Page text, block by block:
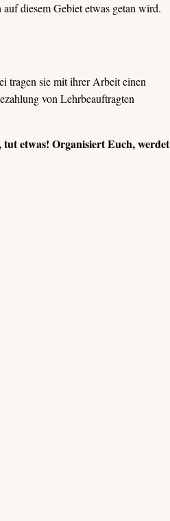
diesem Gebiet etwas getan wird.
tragen sie mit ihrer Arbeit einen
von Lehrbeauftragten
etwas! Organisiert Euch, werdet